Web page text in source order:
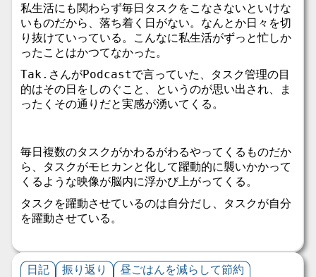
私生活にも関わらず毎日タスクをこなさないといけな
いものだから、落ち着く日がない。なんとか日々を切
り抜けていっている。こんなに私生活がずっと忙しか
ったことはかつてなかった。
Tak.さんがPodcastで言っていた、タスク管理の目
的はその日をしのぐこと、というのが思い出され、ま
ったくその通りだと実感が湧いてくる。
毎日複数のタスクがかわるがわるやってくるものだか
ら、タスクがモヒカンと化して躍動的に襲いかかって
くるような映像が脳内に浮かび上がってくる。
タスクを躍動させているのは自分だし、タスクが自分
を躍動させている。
日記 振り返り 昼ごはんを減らして節約